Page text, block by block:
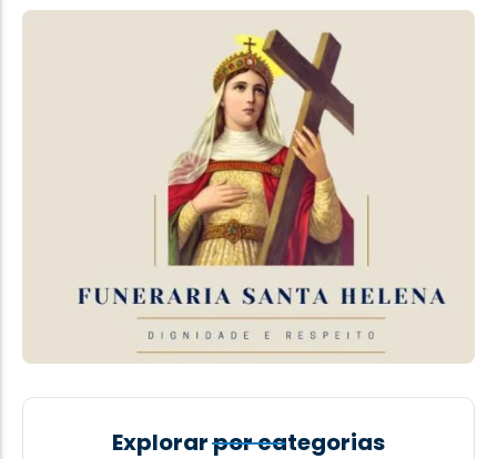
Explorar por categorias